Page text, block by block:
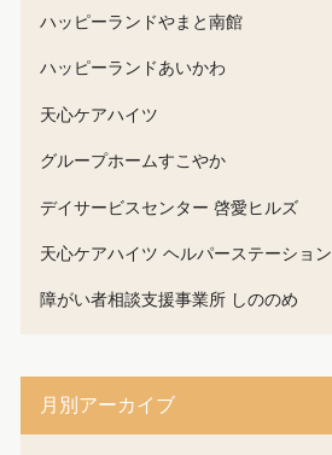
ハッピーランドやまと南館
ハッピーランドあいかわ
天心ケアハイツ
グループホームすこやか
デイサービスセンター 啓愛ヒルズ
天心ケアハイツ ヘルパーステーション
障がい者相談支援事業所 しののめ
月別アーカイブ